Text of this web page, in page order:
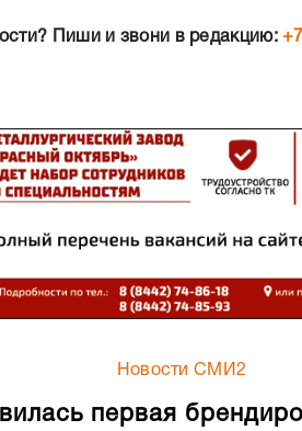
Пиши и звони в редакцию:
Новости СМИ2
первая